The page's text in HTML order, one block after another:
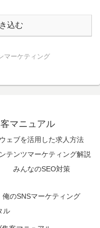
込む
マーケティング
マニュアル
ウェブを活用した求人方法
テンツマーケティング解説
みんなのSEO対策
俺のSNSマーケティング
ル